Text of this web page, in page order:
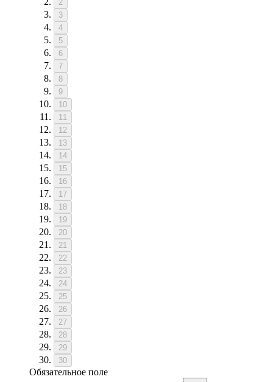
2
3
4
5
6
7
8
9
10
11
12
13
14
15
16
17
18
19
20
21
22
23
24
25
26
27
28
29
30
Обязательное поле